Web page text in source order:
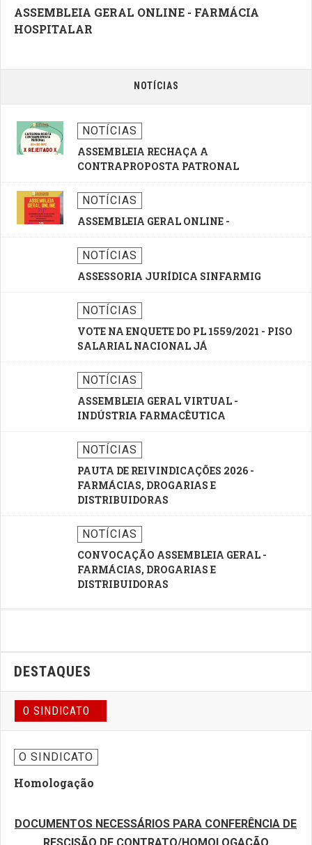
ASSEMBLEIA GERAL ONLINE - FARMÁCIA
HOSPITALAR
NOTÍCIAS
NOTÍCIAS
ASSEMBLEIA RECHAÇA A
CONTRAPROPOSTA PATRONAL
NOTÍCIAS
ASSEMBLEIA GERAL ONLINE -
NOTÍCIAS
ASSESSORIA JURÍDICA SINFARMIG
NOTÍCIAS
VOTE NA ENQUETE DO PL 1559/2021 - PISO
SALARIAL NACIONAL JÁ
NOTÍCIAS
ASSEMBLEIA GERAL VIRTUAL -
INDÚSTRIA FARMACÊUTICA
NOTÍCIAS
PAUTA DE REIVINDICAÇÕES 2026 -
FARMÁCIAS, DROGARIAS E
DISTRIBUIDORAS
NOTÍCIAS
CONVOCAÇÃO ASSEMBLEIA GERAL -
FARMÁCIAS, DROGARIAS E
DISTRIBUIDORAS
DESTAQUES
O SINDICATO
O SINDICATO
Homologação
DOCUMENTOS NECESSÁRIOS PARA CONFERÊNCIA DE
RESCISÃO DE CONTRATO/HOMOLOGAÇÃO